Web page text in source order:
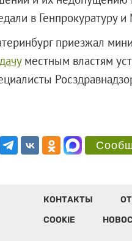
в Генпрокуратуру
приезжал
местным властям
КОНТАКТЫ
COOKIE